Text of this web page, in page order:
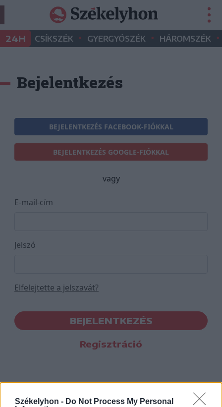
Székelyhon - Do Not Process My Personal
24H CSÍKSZÉK • GYERGYÓSZÉK • HÁROMSZÉK •
Bejelentkezés
BEJELENTKEZÉS FACEBOOK-FIÓKKAL
BEJELENTKEZÉS GOOGLE-FIÓKKAL
vagy
E-mail-cím
Jelszó
Elfelejtette a jelszavát?
BEJELENTKEZÉS
Regisztráció